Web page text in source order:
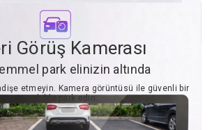
Görüş Kamerası
park elinizin altında
etmeyin. Kamera görüntüsü ile güvenli bir
şekilde park edin.